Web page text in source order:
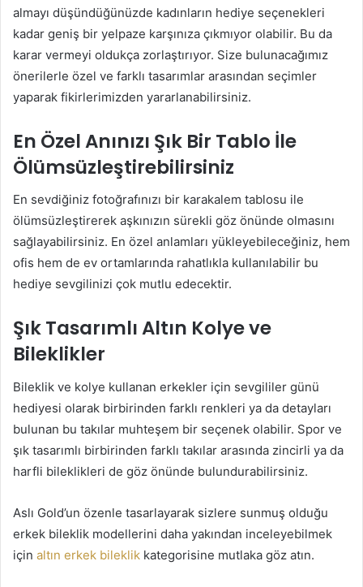
almayı düşündüğünüzde kadınların hediye seçenekleri
kadar geniş bir yelpaze karşınıza çıkmıyor olabilir. Bu da
karar vermeyi oldukça zorlaştırıyor. Size bulunacağımız
önerilerle özel ve farklı tasarımlar arasından seçimler
yaparak fikirlerimizden yararlanabilirsiniz.
En Özel Anınızı Şık Bir Tablo İle
Ölümsüzleştirebilirsiniz
En sevdiğiniz fotoğrafınızı bir karakalem tablosu ile
ölümsüzleştirerek aşkınızın sürekli göz önünde olmasını
sağlayabilirsiniz. En özel anlamları yükleyebileceğiniz, hem
ofis hem de ev ortamlarında rahatlıkla kullanılabilir bu
hediye sevgilinizi çok mutlu edecektir.
Şık Tasarımlı Altın Kolye ve
Bileklikler
Bileklik ve kolye kullanan erkekler için sevgililer günü
hediyesi olarak birbirinden farklı renkleri ya da detayları
bulunan bu takılar muhteşem bir seçenek olabilir. Spor ve
şık tasarımlı birbirinden farklı takılar arasında zincirli ya da
harfli bileklikleri de göz önünde bulundurabilirsiniz.
Aslı Gold’un özenle tasarlayarak sizlere sunmuş olduğu
erkek bileklik modellerini daha yakından inceleyebilmek
için altın erkek bileklik kategorisine mutlaka göz atın.